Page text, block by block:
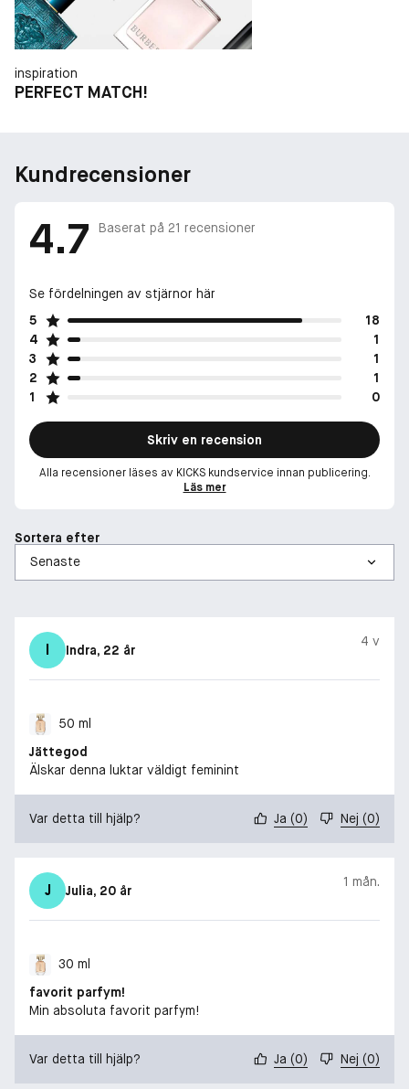
inspiration
PERFECT MATCH!
Kundrecensioner
4.7 Baserat på 21 recensioner
Se fördelningen av stjärnor här
5
18
4
1
3
1
2
1
1
0
Skriv en recension
Alla recensioner läses av KICKS kundservice innan publicering.
Läs mer
Sortera efter
I Indra, 22 år
4 v
50 ml
Jättegod
Älskar denna luktar väldigt feminint
Var detta till hjälp? Ja (0) Nej (0)
J Julia, 20 år
1 mån.
30 ml
favorit parfym!
Min absoluta favorit parfym!
Var detta till hjälp? Ja (0) Nej (0)